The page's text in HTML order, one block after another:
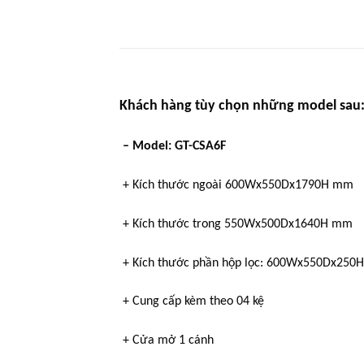
Khách hàng tùy chọn những model sau:
– Model: GT-CSA6F
+ Kích thước ngoài 600Wx550Dx1790H mm
+ Kích thước trong 550Wx500Dx1640H mm
+ Kích thước phần hộp lọc: 600Wx550Dx250H
+ Cung cấp kèm theo 04 kệ
+ Cửa mở 1 cánh